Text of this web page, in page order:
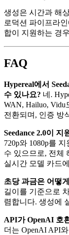
생성은 시간과 해
로덕션 파이프라
합이 지원하는 경
FAQ
Hypereal에서
수 있나요? 네.
WAN, Hailuo, Vidu
전환되며, 인증 방
Seedance 2.0이
720p와 1080p를
수 있으므로, 전체
실시간 모델 카드
초당 과금은 어떻
길이를 기준으로
렴합니다. 생성에
API가 OpenAI 호
더는 OpenAI API